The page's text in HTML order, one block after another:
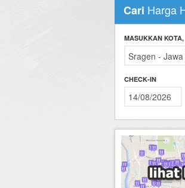
Hotel di Bandung
Hotel di Surabaya
Hotel di Malang
Hotel di Solo (Surakarta)
Hotel di Semarang
Tour di Bromo
Tour di
Tour di
Tour di Bali
Tour di Komodo
Tour di Lombok
Cari Harga
MASUKKAN
CHECK-IN